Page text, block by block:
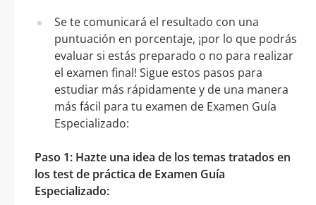
Se te comunicará el resultado con una
puntuación en porcentaje, ¡por lo que podrás
evaluar si estás preparado o no para realizar
el examen final! Sigue estos pasos para
estudiar más rápidamente y de una manera
más fácil para tu examen de Examen Guía
Especializado:
Paso 1: Hazte una idea de los temas tratados en
los test de práctica de Examen Guía
Especializado: